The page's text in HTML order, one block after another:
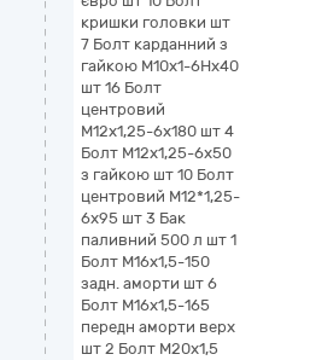
кришки головки шт
7 Болт карданний з
гайкою М10х1-6Нх40
шт 16 Болт
центровий
М12х1,25-6х180 шт 4
Болт М12х1,25-6х50
з гайкою шт 10 Болт
центровий М12*1,25-
6х95 шт 3 Бак
паливний 500 л шт 1
Болт М16х1,5-150
задн. аморти шт 6
Болт М16х1,5-165
передн аморти верх
шт 2 Болт М20х1,5